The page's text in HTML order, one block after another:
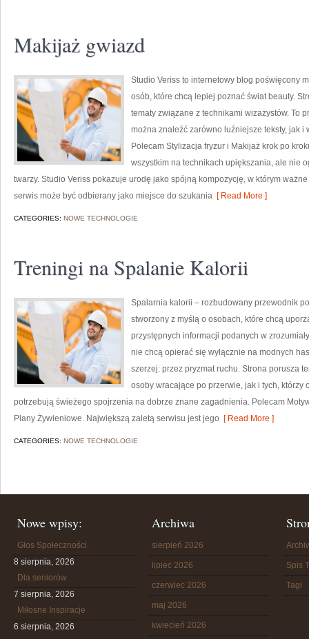
Makijaż gwiazd
Studio Veriss to internetowy blog poświęcony
osób, które chcą lepiej poznać świat beauty.
tematy związane z technikami wizażystów. To
można znaleźć zarówno luźniejsze teksty, jak i
Polecam Stylizacja fryzur i Makijaż krok po
wszystkim na technikach upiększania, ale nie
twarzy. Studio Veriss pokazuje urodę jako spójną kompozycję, w którym
serwis może być odbierany jako miejsce do szukania [ Read More ]
CATEGORIES: NOWE TECHNOLOGIE
Treningi na Spalanie Kalorii
Spalarnia kalorii – rozbudowany przewodnik
stworzony z myślą o osobach, które chcą
przystępnych informacji podanych w
nie chcą opierać się wyłącznie na modnych
szerzej: przez pryzmat ruchu. Strona porusza
osoby wracające po przerwie, jak i tych,
potrzebują świeżego spojrzenia na dobrze znane zagadnienia. Polecam
Plany Żywieniowe. Największą zaletą serwisu jest jego [ Read More ]
CATEGORIES: NOWE TECHNOLOGIE
Nowe wpisy:
Głos Społeczności
8 sierpnia, 2026
Dla seniorów
7 sierpnia, 2026
Miłosne Inspiracje
6 sierpnia, 2026
Archiwa
sierpień 2026
lipiec 2026
czerwiec 2026
maj 2026
kwiecień 2026
Spis
Tagi